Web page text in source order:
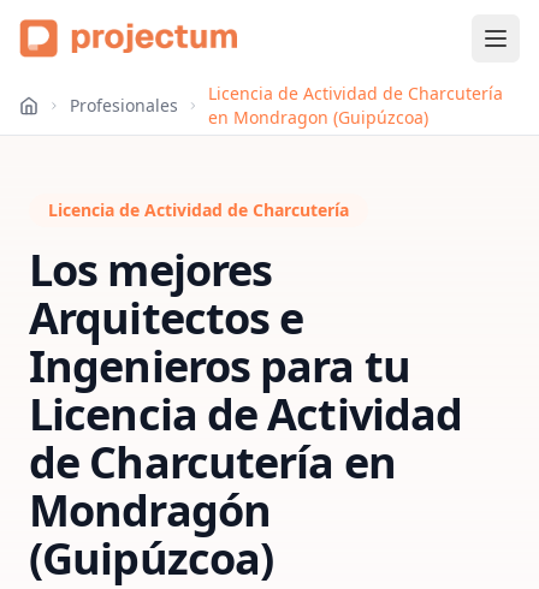
Profesionales
Licencia de Actividad de Charcutería
en Mondragon (Guipúzcoa)
Licencia de Actividad de Charcutería
Los mejores
Arquitectos e
Ingenieros para tu
Licencia de Actividad
de Charcutería en
Mondragón
(Guipúzcoa)